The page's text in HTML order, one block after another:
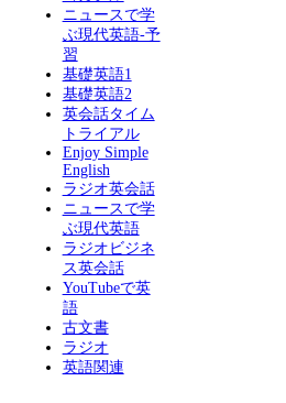
ニュースで学
ぶ現代英語-予
習
基礎英語1
基礎英語2
英会話タイム
トライアル
Enjoy Simple
English
ラジオ英会話
ニュースで学
ぶ現代英語
ラジオビジネ
ス英会話
YouTubeで英
語
古文書
ラジオ
英語関連